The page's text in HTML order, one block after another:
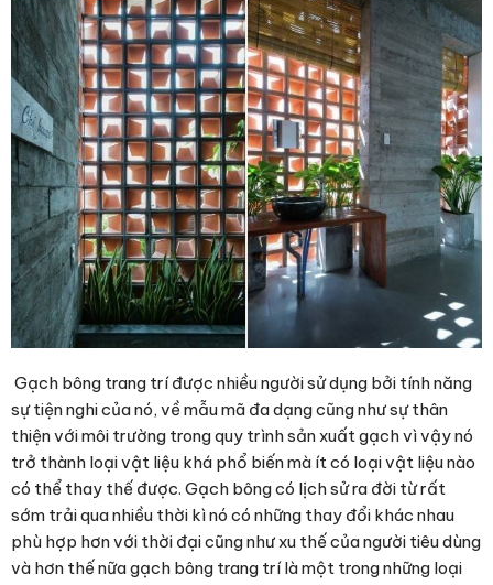
Gạch bông trang trí được nhiều người sử dụng bởi tính năng
sự tiện nghi của nó, về mẫu mã đa dạng cũng như sự thân
thiện với môi trường trong quy trình sản xuất gạch vì vậy nó
trở thành loại vật liệu khá phổ biến mà ít có loại vật liệu nào
có thể thay thế được. Gạch bông có lịch sử ra đời từ rất
sớm trải qua nhiều thời kì nó có những thay đổi khác nhau
phù hợp hơn với thời đại cũng như xu thế của người tiêu dùng
và hơn thế nữa gạch bông trang trí là một trong những loại